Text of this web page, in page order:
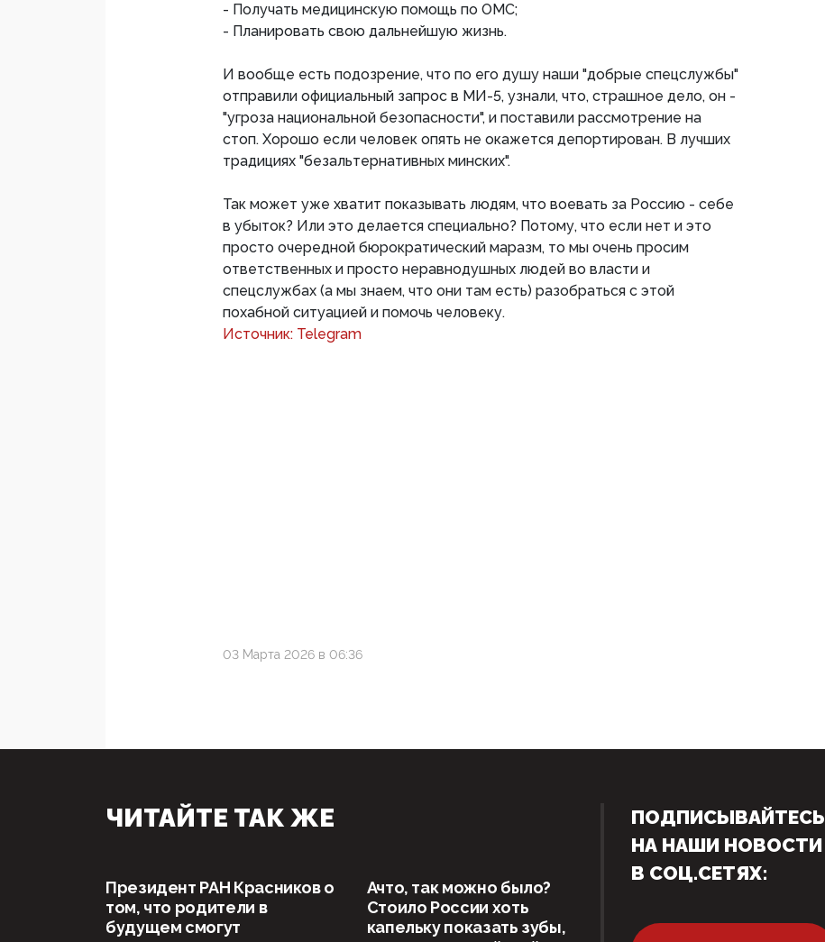
- Получать медицинскую помощь по ОМС;
- Планировать свою дальнейшую жизнь.
И вообще есть подозрение, что по его душу наши "добрые спецслужбы"
отправили официальный запрос в МИ-5, узнали, что, страшное дело, он -
"угроза национальной безопасности", и поставили рассмотрение на
стоп. Хорошо если человек опять не окажется депортирован. В лучших
традициях "безальтернативных минских".
Так может уже хватит показывать людям, что воевать за Россию - себе
в убыток? Или это делается специально? Потому, что если нет и это
просто очередной бюрократический маразм, то мы очень просим
ответственных и просто неравнодушных людей во власти и
спецслужбах (а мы знаем, что они там есть) разобраться с этой
похабной ситуацией и помочь человеку.
Источник: Telegram
03 Марта 2026 в 06:36
ЧИТАЙТЕ ТАК ЖЕ
Президент РАН Красников о
том, что родители в
будущем смогут
Ачто, так можно было?
Стоило России хоть
капельку показать зубы,
ПОДПИСЫВАЙТЕСЬ
НА НАШИ НОВОСТИ
В СОЦ.СЕТЯХ: